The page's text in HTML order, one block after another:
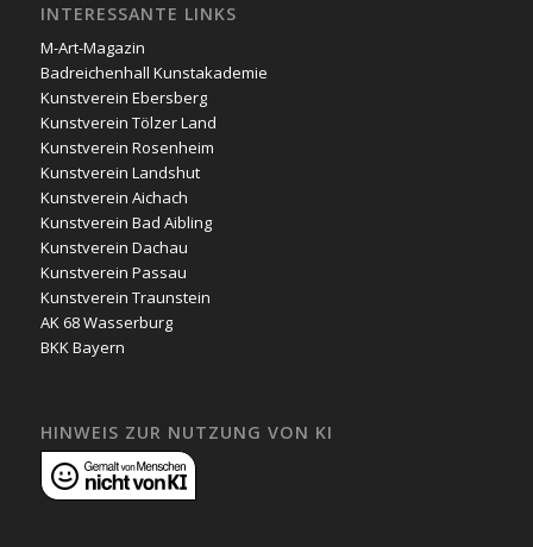
INTERESSANTE LINKS
M-Art-Magazin
Badreichenhall Kunstakademie
Kunstverein Ebersberg
Kunstverein Tölzer Land
Kunstverein Rosenheim
Kunstverein Landshut
Kunstverein Aichach
Kunstverein Bad Aibling
Kunstverein Dachau
Kunstverein Passau
Kunstverein Traunstein
AK 68 Wasserburg
BKK Bayern
HINWEIS ZUR NUTZUNG VON KI